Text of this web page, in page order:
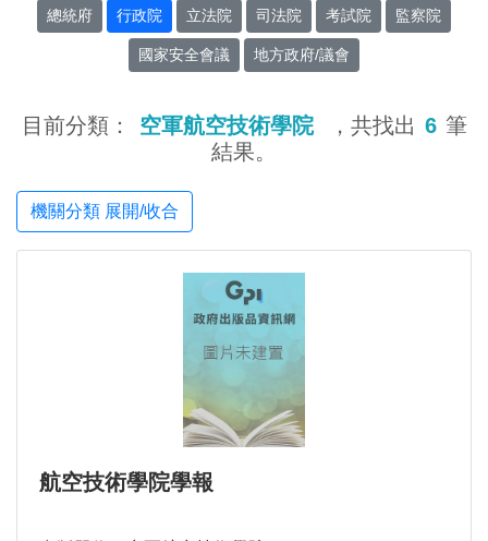
總統府 行政院 立法院 司法院 考試院 監察院
國家安全會議 地方政府/議會
目前分類： 空軍航空技術學院 ，共找出 6 筆
結果。
機關分類 展開/收合
航空技術學院學報